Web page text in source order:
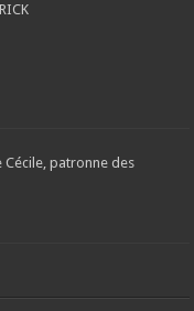
Cécile, patronne des